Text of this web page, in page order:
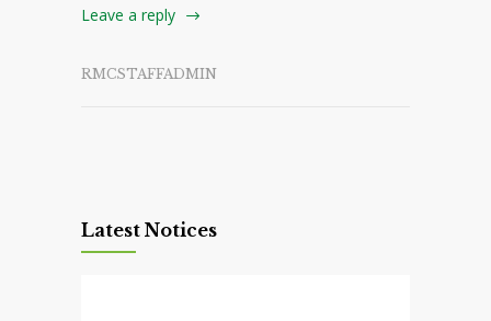
Leave a reply
RMCSTAFFADMIN
Latest Notices